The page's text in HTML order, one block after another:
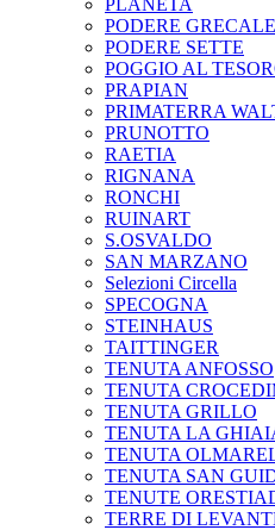
PLANETA
PODERE GRECALE
PODERE SETTE
POGGIO AL
PRAPIAN
PRIMATERRA
PRUNOTTO
RAETIA
RIGNANA
RONCHI
RUINART
S.OSVALDO
SAN MARZANO
Selezioni Circella
SPECOGNA
STEINHAUS
TAITTINGER
TENUTA ANFOSSO
TENUTA
TENUTA GRILLO
TENUTA LA
TENUTA
TENUTA SAN
TENUTE
TERRE DI